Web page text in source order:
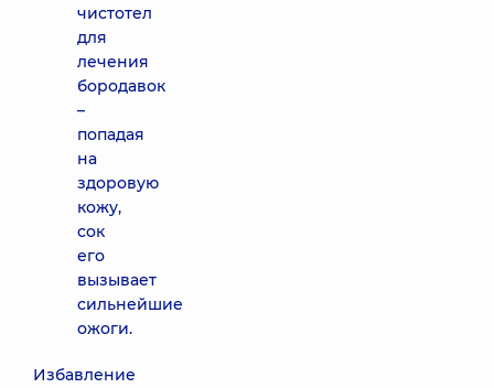
чистотел
для
лечения
бородавок
–
попадая
на
здоровую
кожу,
сок
его
вызывает
сильнейшие
ожоги.
Избавление